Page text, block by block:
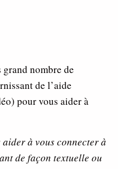
nombre de
de l’aide
pour vous aider à
à vous connecter à
de façon textuelle ou